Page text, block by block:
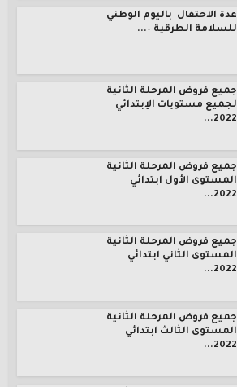
عدة الاحتفال باليوم الوطني
للسلامة الطرقية –...
جميع فروض المرحلة الثانية
لجميع مستويات الإبتدائي
2022...
جميع فروض المرحلة الثانية
المستوى الأول ابتدائي
2022...
جميع فروض المرحلة الثانية
المستوى الثاني ابتدائي
2022...
جميع فروض المرحلة الثانية
المستوى الثالث ابتدائي
2022...